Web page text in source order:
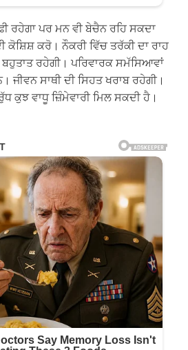
ਰਹੇਗਾ ਪਰ ਮਨ ਵੀ ਬੇਚੈਨ ਰਹਿ ਸਕਦਾ
ਕੋਸ਼ਿਸ਼ ਕਰੋ। ਨੌਕਰੀ ਵਿੱਚ ਤਰੱਕੀ ਦਾ ਰਾਹ
ਰਹੇਗੀ। ਪਰਿਵਾਰਕ ਸਮੱਸਿਆਵਾਂ
ਸਾਥੀ ਦੀ ਸਿਹਤ ਖਰਾਬ ਰਹੇਗੀ।
ਕੁਝ ਵਾਧੂ ਜ਼ਿੰਮੇਵਾਰੀ ਮਿਲ ਸਕਦੀ ਹੈ।